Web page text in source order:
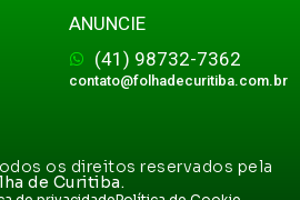
ANUNCIE
(41) 98732-7362
contato@folhadecuritiba.com.br
os direitos reservados pela
de Curitiba.